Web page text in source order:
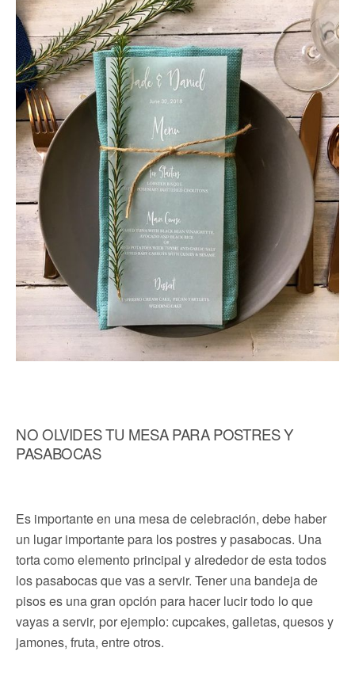
NO OLVIDES TU MESA PARA POSTRES Y
PASABOCAS
Es importante en una mesa de celebración, debe haber
un lugar importante para los postres y pasabocas. Una
torta como elemento principal y alrededor de esta todos
los pasabocas que vas a servir. Tener una bandeja de
pisos es una gran opción para hacer lucir todo lo que
vayas a servir, por ejemplo: cupcakes, galletas, quesos y
jamones, fruta, entre otros.